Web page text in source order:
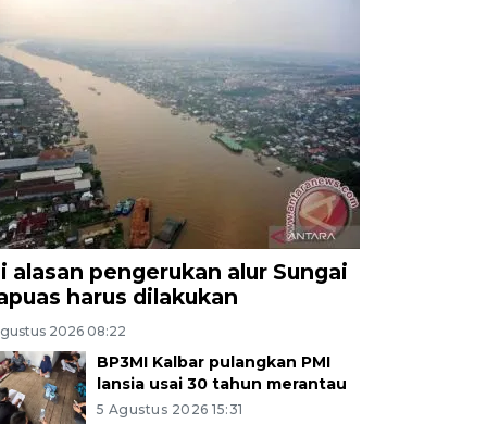
alasan pengerukan alur Sungai
harus dilakukan
2026 08:22
BP3MI Kalbar pulangkan PMI
lansia usai 30 tahun merantau
5 Agustus 2026 15:31